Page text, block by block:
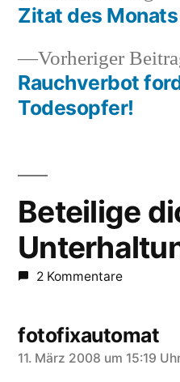
Vorheriger
Rauchverbot
Todesopfer!
Zitat des
Beteilige
2 Kommentare
fotofixautomat
schreibt:
11. März 2008 um 15:19